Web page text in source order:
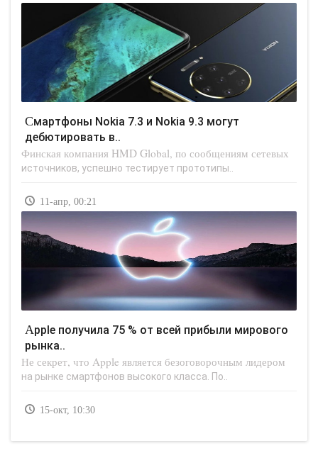
Смартфоны Nokia 7.3 и Nokia 9.3 могут
дебютировать в..
Финская компания HMD Global, по сообщениям сетевых
источников, успешно тестирует прототипы..
11-апр, 00:21
Apple получила 75 % от всей прибыли мирового
рынка..
Не секрет, что Apple является безоговорочным лидером
на рынке смартфонов высокого класса. По..
15-окт, 10:30